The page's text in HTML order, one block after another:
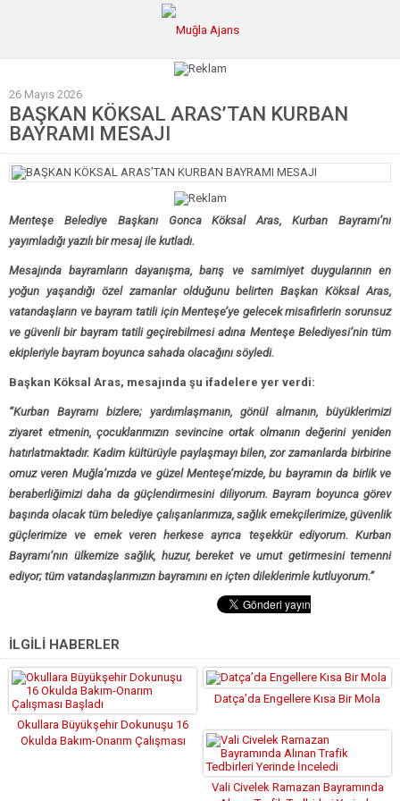
Ana Sayfa
Tüm Haberler
Köşe Yazıları
Magazin
26 Mayıs 2026
BAŞKAN KÖKSAL ARAS’TAN KURBAN
BAYRAMI MESAJI
Menteşe Belediye Başkanı Gonca Köksal Aras, Kurban Bayramı’nı
yayımladığı yazılı bir mesaj ile kutladı.
Mesajında bayramların dayanışma, barış ve samimiyet duygularının en
yoğun yaşandığı özel zamanlar olduğunu belirten Başkan Köksal Aras,
vatandaşların ve bayram tatili için Menteşe’ye gelecek misafirlerin sorunsuz
ve güvenli bir bayram tatili geçirebilmesi adına Menteşe Belediyesi’nin tüm
ekipleriyle bayram boyunca sahada olacağını söyledi.
Başkan Köksal Aras, mesajında şu ifadelere yer verdi:
“Kurban Bayramı bizlere; yardımlaşmanın, gönül almanın, büyüklerimizi
ziyaret etmenin, çocuklarımızın sevincine ortak olmanın değerini yeniden
hatırlatmaktadır. Kadim kültürüyle paylaşmayı bilen, zor zamanlarda birbirine
omuz veren Muğla’mızda ve güzel Menteşe’mizde, bu bayramın da birlik ve
beraberliğimizi daha da güçlendirmesini diliyorum. Bayram boyunca görev
başında olacak tüm belediye çalışanlarımıza, sağlık emekçilerimize, güvenlik
güçlerimize ve emek veren herkese ayrıca teşekkür ediyorum. Kurban
Bayramı’nın ülkemize sağlık, huzur, bereket ve umut getirmesini temenni
ediyor; tüm vatandaşlarımızın bayramını en içten dileklerimle kutluyorum.”
İLGİLİ HABERLER
Okullara Büyükşehir Dokunuşu 16
Okulda Bakım-Onarım Çalışması
Datça’da Engellere Kısa Bir Mola
Vali Civelek Ramazan Bayramında